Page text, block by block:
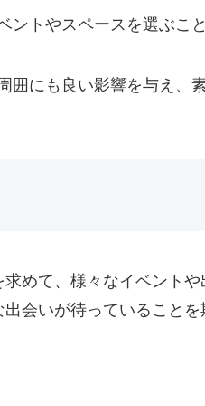
ントやスペースを選ぶこと
囲にも良い影響を与え、
めて、様々なイベントや
会いが待っていることを